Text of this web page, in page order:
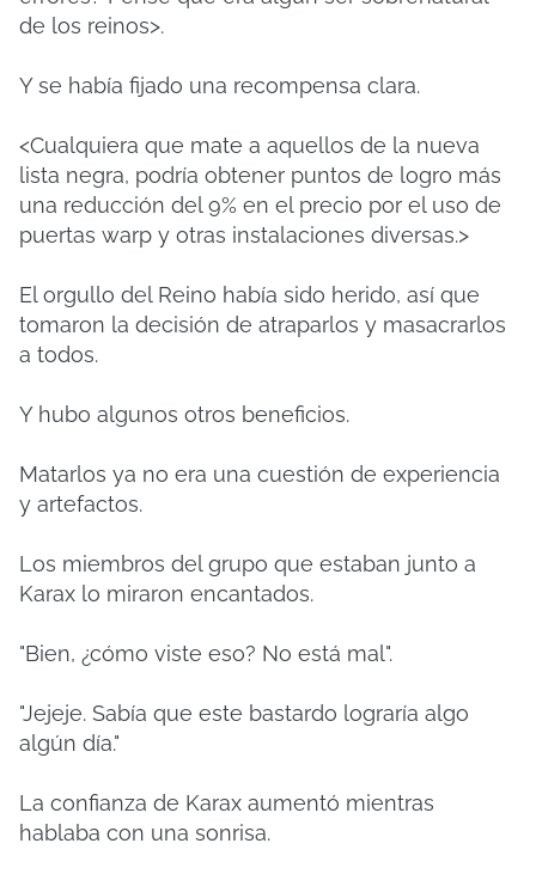
de los reinos>.
Y se había fijado una recompensa clara.
<Cualquiera que mate a aquellos de la nueva
lista negra, podría obtener puntos de logro más
una reducción del 9% en el precio por el uso de
puertas warp y otras instalaciones diversas.>
El orgullo del Reino había sido herido, así que
tomaron la decisión de atraparlos y masacrarlos
a todos.
Y hubo algunos otros beneficios.
Matarlos ya no era una cuestión de experiencia
y artefactos.
Los miembros del grupo que estaban junto a
Karax lo miraron encantados.
"Bien, ¿cómo viste eso? No está mal".
"Jejeje. Sabía que este bastardo lograría algo
algún día."
La confianza de Karax aumentó mientras
hablaba con una sonrisa.